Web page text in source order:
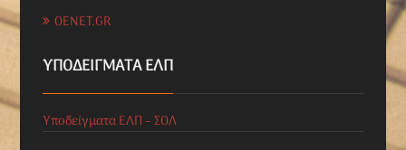
OENET.GR
ΥΠΟΔΕΊΓΜΑΤΑ ΕΛΠ
Υποδείγματα ΕΛΠ – ΣΟΛ